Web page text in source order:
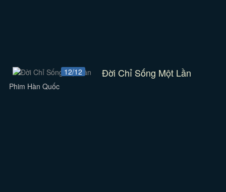
12/12 Đời Chỉ Sống Một Lần
Phim Hàn Quốc